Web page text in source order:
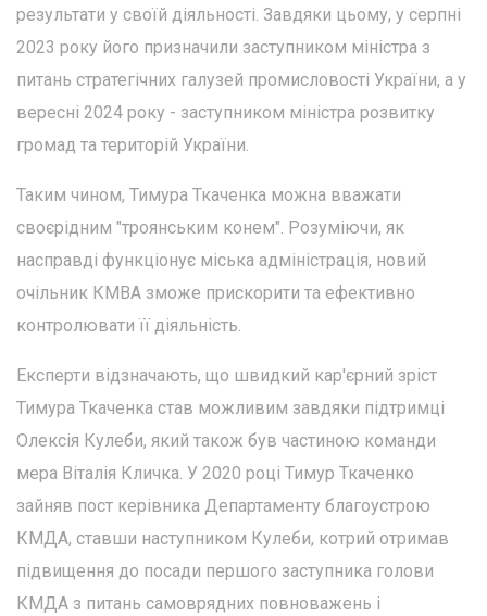
результати у своїй діяльності. Завдяки цьому, у серпні
2023 року його призначили заступником міністра з
питань стратегічних галузей промисловості України, а у
вересні 2024 року - заступником міністра розвитку
громад та територій України.
Таким чином, Тимура Ткаченка можна вважати
своєрідним "троянським конем". Розуміючи, як
насправді функціонує міська адміністрація, новий
очільник КМВА зможе прискорити та ефективно
контролювати її діяльність.
Експерти відзначають, що швидкий кар'єрний зріст
Тимура Ткаченка став можливим завдяки підтримці
Олексія Кулеби, який також був частиною команди
мера Віталія Кличка. У 2020 році Тимур Ткаченко
зайняв пост керівника Департаменту благоустрою
КМДА, ставши наступником Кулеби, котрий отримав
підвищення до посади першого заступника голови
КМДА з питань самоврядних повноважень і